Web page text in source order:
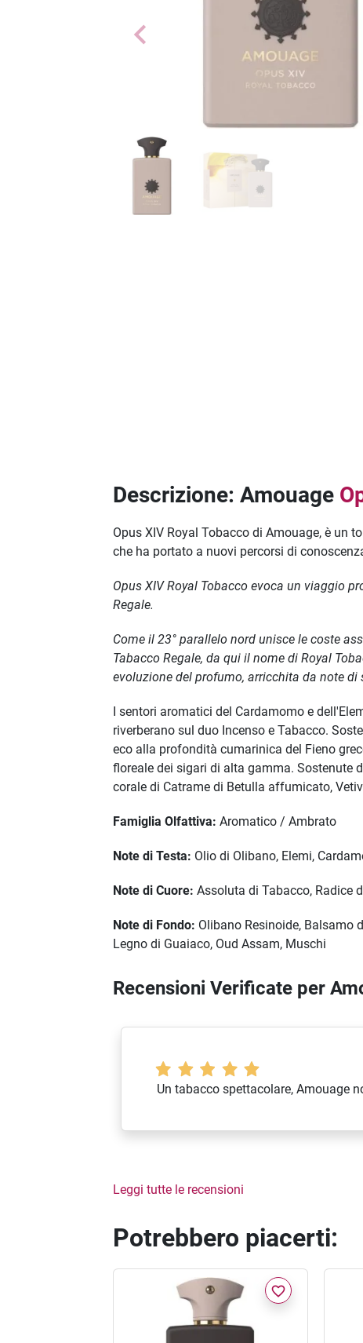
Descrizione: Amouage
Opus XIV Royal Tobacco di Amouage, è un
che ha portato a nuovi percorsi di
Opus XIV Royal Tobacco evoca un viaggio
Regale.
Come il 23° parallelo nord unisce le coste
Tabacco Regale, da qui il nome di Royal
evoluzione del profumo, arricchita da note
I sentori aromatici del Cardamomo e
riverberano sul duo Incenso e Tabacco.
eco alla profondità cumarinica del Fieno
floreale dei sigari di alta gamma. Sostenute
corale di Catrame di Betulla affumicato,
Famiglia Olfattiva: Aromatico / Ambrato
Note di Testa: Olio di Olibano, Elemi,
Note di Cuore: Assoluta di Tabacco, Radice
Note di Fondo: Olibano Resinoide, Balsamo
Legno di Guaiaco, Oud Assam, Muschi
Recensioni Verificate per
Un tabacco spettacolare, Amouage
Leggi tutte le recensioni
Potrebbero piacerti:
favorite_border